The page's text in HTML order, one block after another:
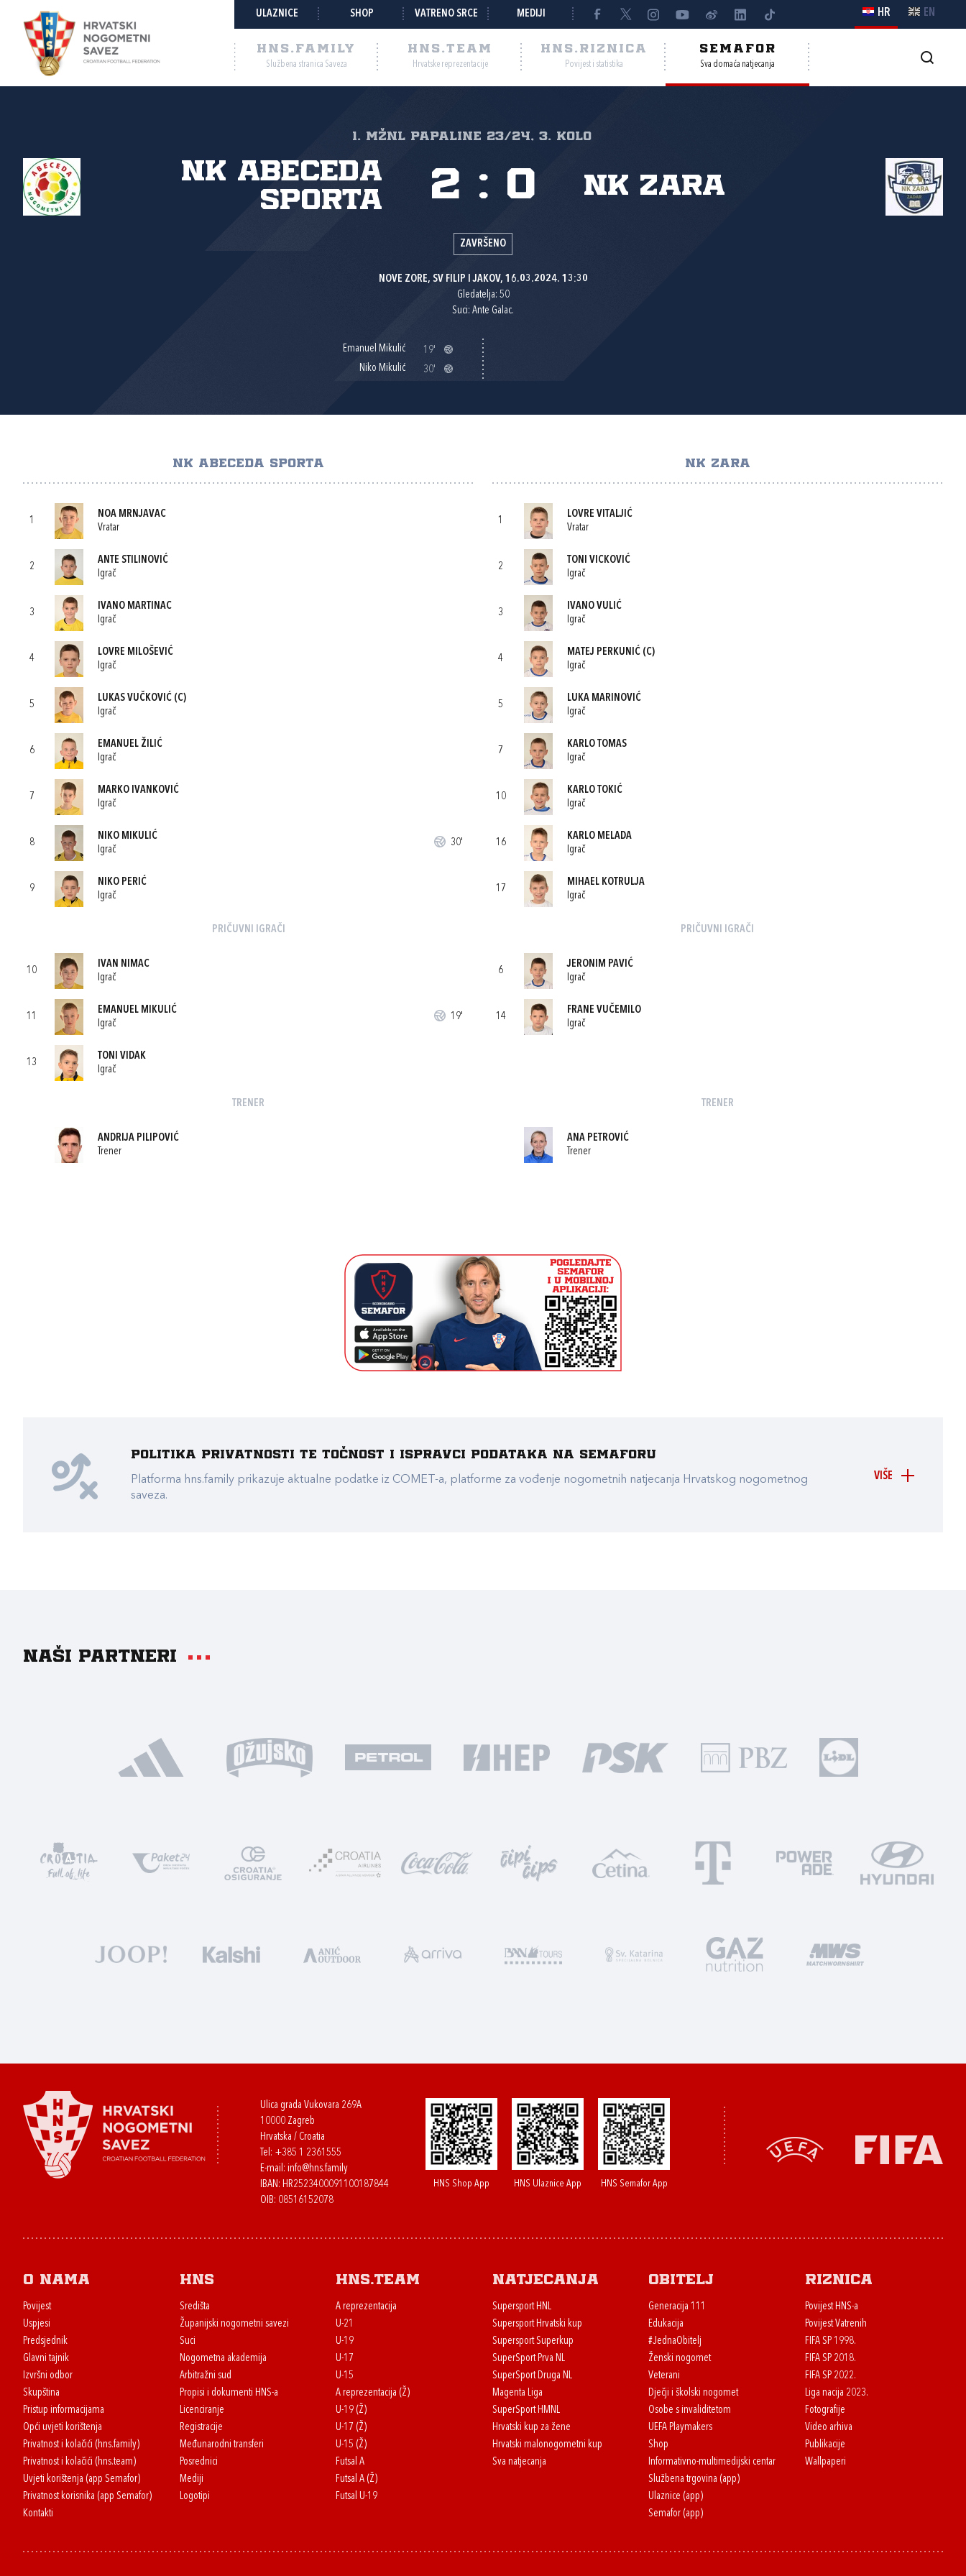
ULAZNICE SHOP VATRENO SRCE MEDIJI HR EN
HNS.FAMILY
Službena stranica Saveza
HNS.TEAM
Hrvatske reprezentacije
HNS.RIZNICA
Povijest i statistika
SEMAFOR
Sva domaća natjecanja
1. MŽNL PAPALINE 23/24, 3. kolo
NK Abeceda
sporta
NK Zara
2 : 0
ZAVRŠENO
NOVE ZORE, SV FILIP I JAKOV, 16.03.2024. 13:30
Gledatelja: 50
Suci: Ante Galac.
Emanuel Mikulić
19'
Niko Mikulić
30'
NK ABECEDA SPORTA
1
NOA MRNJAVAC
Vratar
2
ANTE STILINOVIĆ
Igrač
3
IVANO MARTINAC
Igrač
4
LOVRE MILOŠEVIĆ
Igrač
5
LUKAS VUČKOVIĆ (C)
Igrač
6
EMANUEL ŽILIĆ
Igrač
7
MARKO IVANKOVIĆ
Igrač
8
NIKO MIKULIĆ
Igrač
30'
9
NIKO PERIĆ
Igrač
PRIČUVNI IGRAČI
10
IVAN NIMAC
Igrač
11
EMANUEL MIKULIĆ
Igrač
19'
13
TONI VIDAK
Igrač
TRENER
ANDRIJA PILIPOVIĆ
Trener
NK ZARA
1
LOVRE VITALJIĆ
Vratar
2
TONI VICKOVIĆ
Igrač
3
IVANO VULIĆ
Igrač
4
MATEJ PERKUNIĆ(C)
Igrač
5
LUKA MARINOVIĆ
Igrač
7
KARLO TOMAS
Igrač
10
KARLO TOKIĆ
Igrač
16
KARLO MELADA
Igrač
17
MIHAEL KOTRULJA
Igrač
PRIČUVNI IGRAČI
6
JERONIM PAVIĆ
Igrač
14
FRANE VUČEMILO
Igrač
TRENER
ANA PETROVIĆ
Trener
VIŠE
Politika privatnosti te točnost i ispravci podataka na Semaforu
Platforma hns.family prikazuje aktualne podatke iz COMET-a, platforme za vođenje nogometnih natjecanja Hrvatskog nogometnog
saveza.
Naši partneri
Ulica grada Vukovara 269A
10000 Zagreb
Hrvatska / Croatia
Tel: +385 1 2361555
E-mail: info@hns.family
IBAN: HR2523400091100187844
OIB: 08516152078
HNS Shop App HNS Ulaznice App HNS Semafor App
O nama
Povijest
Uspjesi
Predsjednik
Glavni tajnik
Izvršni odbor
Skupština
Pristup informacijama
Opći uvjeti korištenja
Privatnost i kolačići (hns.family)
Privatnost i kolačići (hns.team)
Uvjeti korištenja (app Semafor)
Privatnost korisnika (app Semafor)
Kontakti
HNS
Središta
Županijski nogometni savezi
Suci
Nogometna akademija
Arbitražni sud
Propisi i dokumenti HNS-a
Licenciranje
Registracije
Međunarodni transferi
Posrednici
Mediji
Logotipi
HNS.team
A reprezentacija
U-21
U-19
U-17
U-15
A reprezentacija (Ž)
U-19 (Ž)
U-17 (Ž)
U-15 (Ž)
Futsal A
Futsal A (Ž)
Futsal U-19
Natjecanja
Supersport HNL
Supersport Hrvatski kup
Supersport Superkup
SuperSport Prva NL
SuperSport Druga NL
Magenta Liga
SuperSport HMNL
Hrvatski kup za žene
Hrvatski malonogometni kup
Sva natjecanja
Obitelj
Generacija 111
Edukacija
#JednaObitelj
Ženski nogomet
Veterani
Dječji i školski nogomet
Osobe s invaliditetom
UEFA Playmakers
Shop
Informativno-multimedijski centar
Službena trgovina (app)
Ulaznice (app)
Semafor (app)
Riznica
Povijest HNS-a
Povijest Vatrenih
FIFA SP 1998.
FIFA SP 2018.
FIFA SP 2022.
Liga nacija 2023.
Fotografije
Video arhiva
Publikacije
Wallpaperi